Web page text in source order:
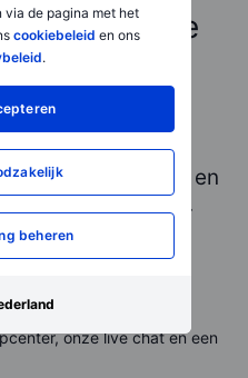
de pagina met het
cookiebeleid en ons
.
beheren
service
u krijgt altijd
van
wanneer u die
gek op beleggen en
met al uw vragen.
geen
onze live chat en een